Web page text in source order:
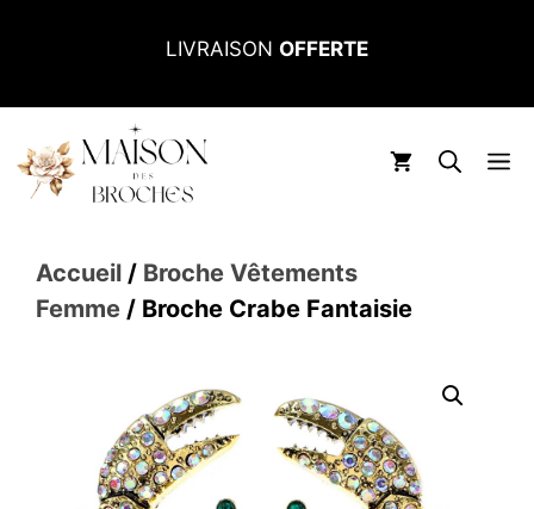
LIVRAISON OFFERTE
Accueil / Broche Vêtements
Femme / Broche Crabe Fantaisie